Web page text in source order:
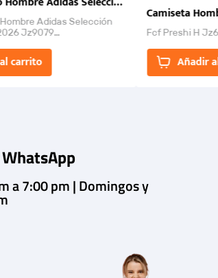
Adidas Selección
Jz9079
carrito
Camiseta
Fcf Preshi H
Añadir
a 7:00 pm | Domingos y